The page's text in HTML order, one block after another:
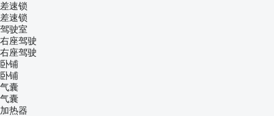
差速锁
差速锁
驾驶室
右座驾驶
右座驾驶
卧铺
卧铺
气囊
气囊
加热器